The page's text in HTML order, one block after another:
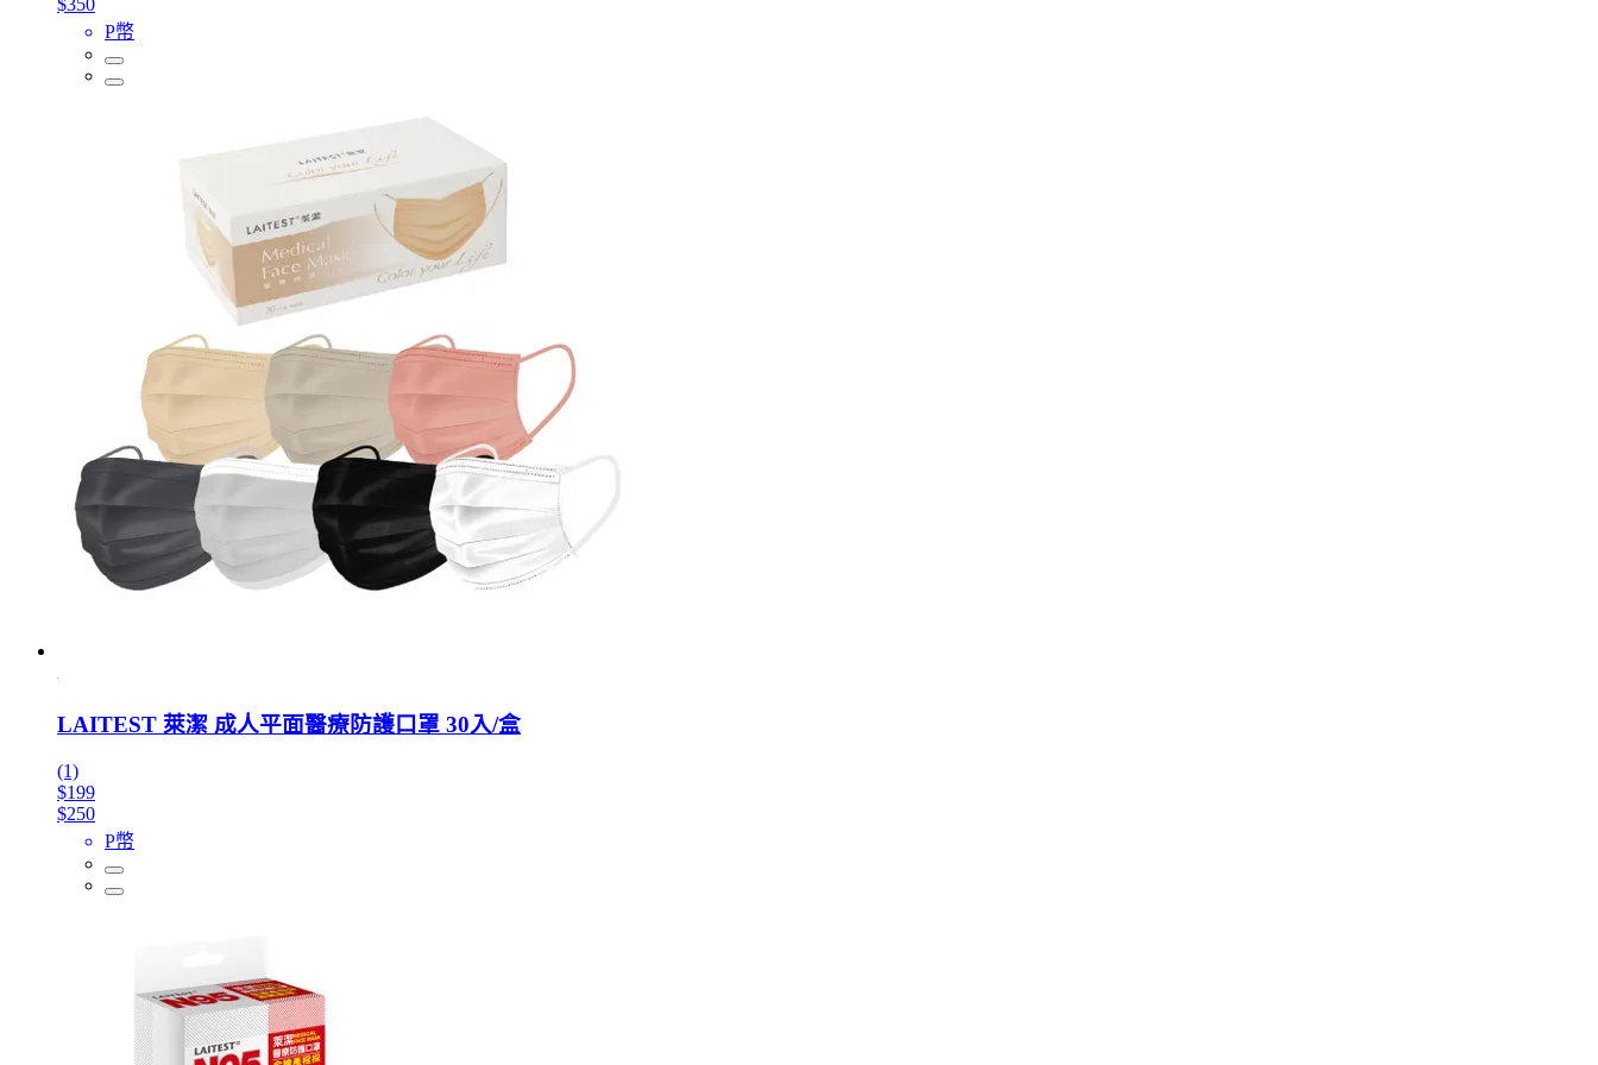
$350
P幣
LAITEST 萊潔 成人平面醫療防護口罩 30入/盒
(1)
$199
$250
P幣